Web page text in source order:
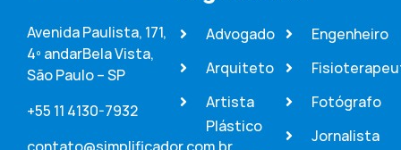
Avenida Paulista, 171,
4º andarBela Vista,
São Paulo – SP
+55 11 4130-7932
Advogado
Arquiteto
Artista
Plástico
Engenheiro
Fotógrafo
Jornalista